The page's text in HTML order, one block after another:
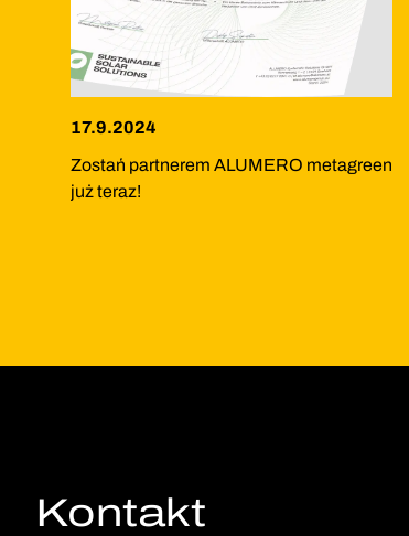
17.9.2024
Zostań partnerem ALUMERO metagreen
już teraz!
Kontakt